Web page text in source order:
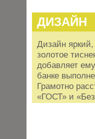
ДИЗАЙН
Дизайн
золотое
добавляет
банке
Грамотно
«ГОСТ» и